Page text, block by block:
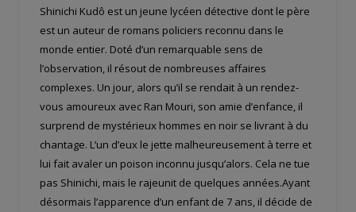
Shinichi Kudô est un jeune lycéen détective dont le père
est un auteur de romans policiers reconnu dans le
monde entier. Doté d’un remarquable sens de
l’observation, il résout de nombreuses affaires
complexes. Un jour, alors qu’il se rendait à un rendez-
vous amoureux avec Ran Mouri, son amie d’enfance, il
surprend de mystérieux hommes en noir se livrant à du
chantage. L’un d’eux le jette malheureusement à terre et
lui fait avaler un poison inconnu jusqu’alors. Cela ne tue
pas Shinichi, mais le rajeunit de quelques années.Ayant
désormais l’apparence d’un enfant de 7 ans, il décide de